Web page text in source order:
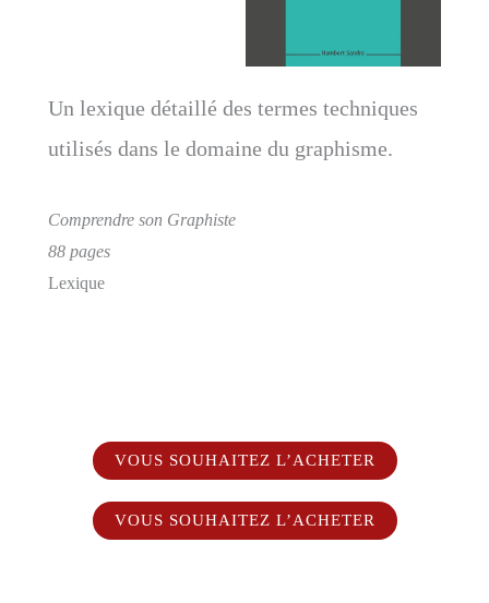
Un lexique détaillé des termes techniques
utilisés dans le domaine du graphisme.
Comprendre son Graphiste
88 pages
Lexique
VOUS SOUHAITEZ L’ACHETER
VOUS SOUHAITEZ L’ACHETER